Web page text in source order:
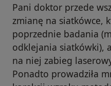
Pani doktor przede
zmianę na siatkówce,
poprzednie badania
odklejania siatkówki),
na niej zabieg
Ponadto prowadziła